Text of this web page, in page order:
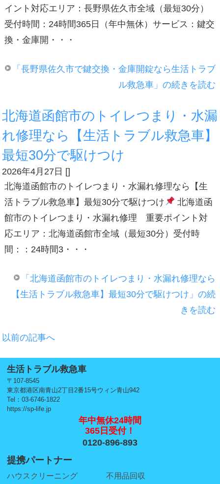
イント対応エリア：長野県佐久市全域（最短30分）
受付時間：24時間365日（年中無休）サービス：鍵交
換・金庫開・・・
「長野県佐久市で鍵交換・金庫開錠なら生活トラブ
ル救急車」の続きを読む
北海道函館市のトイレつまり・水漏
れ修理なら【生活トラブル救急車】
最短30分で駆けつけ
2026年4月27日 []
北海道函館市のトイレつまり・水漏れ修理なら【生
活トラブル救急車】最短30分で駆けつけ
北海道函
館市のトイレつまり・水漏れ修理 重要ポイント対
応エリア：北海道函館市全域（最短30分）受付時
間：：24時間3・・・
「北海道函館市のトイレつまり・水漏れ修理なら
【生活トラブル救急車】最短30分で駆けつけ」の続
きを読む
以前の記事へ
生活トラブル救急車
〒107-8545
東京都港区南青山2丁目2番15号ウィン青山942
Tel：03-6746-1822
https://sp-life.jp
年中無休24時間
365日受付！
0120-896-893
提携パートナー
ハウスクリーニング 不用品回収